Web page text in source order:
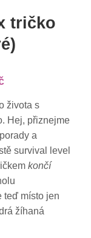
tričko
Aktuální
cena
je:
300.00 Kč.
života s
Hej, přiznejme
a
survival level
končí
teď místo jen
žíhaná